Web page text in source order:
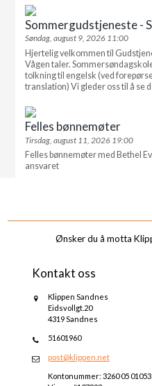
Sommergudstjeneste -
Søndag, august 9, 2026 11:00
Hjertelig velkommen til
Vågen taler.
tolkning til engelsk (ved
translation) Vi gleder oss til å se
Felles bønnemøter
Tirsdag, august 11, 2026 19:00
Felles bønnemøter med Bethel
ansvaret
Ønsker du å motta
Kontakt oss
Klippen Sandnes
Eidsvollgt.20
4319 Sandnes
51601960
post@klippen.net
Kontonummer: 3260 05 01053